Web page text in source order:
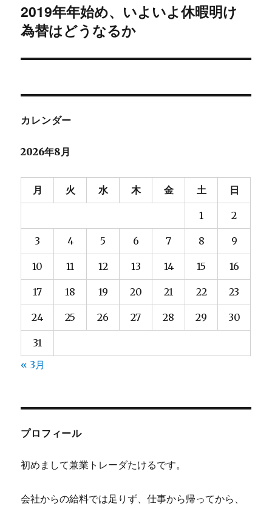
ー
シ
ン
次
の
稿:
2019年年始め、いよいよ休暇明け
為替はどうなるか
カレンダー
2026年8月
月 火 水 木 金 土 日
1 2
3 4 5 6 7 8 9
10 11 12 13 14 15 16
17 18 19 20 21 22 23
24 25 26 27 28 29 30
31
« 3月
プロフィール
初めまして兼業トレーダたけるです。
会社からの給料では足りず、仕事から帰ってから、